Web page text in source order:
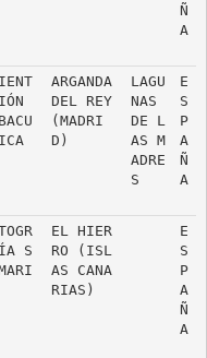
Ñ
A
ARGANDA
DEL REY
(MADRI
D)
LAGU
NAS
DE L
AS M
ADRE
S
E
S
P
A
Ñ
A
S
EL HIER
RO (ISL
AS CANA
RIAS)
E
S
P
A
Ñ
A